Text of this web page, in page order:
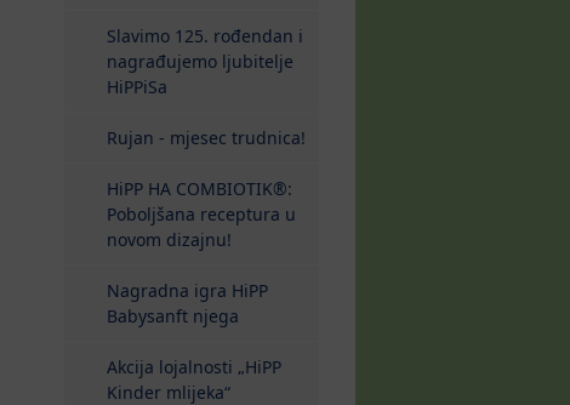
Slavimo 125. rođendan i
nagrađujemo ljubitelje
HiPPiSa
Rujan - mjesec trudnica!
HiPP HA COMBIOTIK®:
Poboljšana receptura u
novom dizajnu!
Nagradna igra HiPP
Babysanft njega
Akcija lojalnosti „HiPP
Kinder mlijeka“